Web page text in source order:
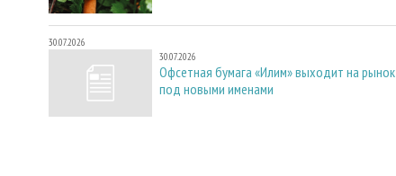
30.07.2026
30.07.2026
Офсетная бумага «Илим» выходит на рынок
под новыми именами